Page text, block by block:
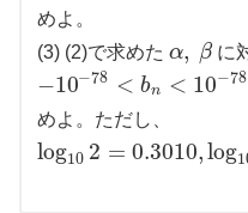
めよ。
(3) (2)で求めた α, βに
−10−78 < bn < 10−78
めよ。ただし、
log10 2 = 0.3010,log